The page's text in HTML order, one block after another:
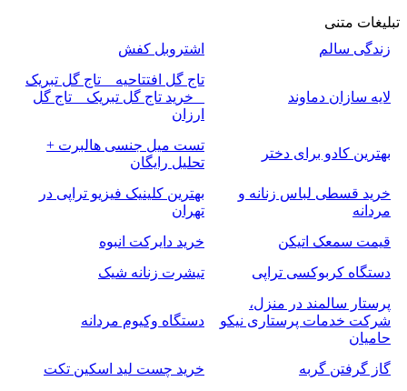
تبلیغات متنی
زندگی سالم
اشتروبل کفش
لایه سازان دماوند
تاج گل افتتاحیه _ تاج گل تبریک
_ خرید تاج گل تبریک _ تاج گل
ارزان
بهترین کادو برای دختر
تست میل جنسی هالبرت +
تحلیل رایگان
خرید قسطی لباس زنانه و
مردانه
بهترین کلینیک فیزیو تراپی در
تهران
قیمت سمعک اتیکن
خرید دایرکت انبوه
دستگاه کربوکسی تراپی
تیشرت زنانه شیک
پرستار سالمند در منزل،
شرکت خدمات پرستاری نیکو
حامیان
دستگاه وکیوم مردانه
گاز گرفتن گربه خرید چست لید اسکین تکت